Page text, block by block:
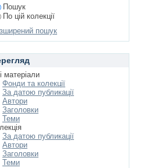
Пошук
По цій колекції
пошук
матеріали
Фонди та колекції
За датою публикації
Автори
Заголовки
Теми
За датою публикації
Автори
Заголовки
Теми